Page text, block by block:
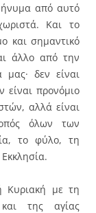
από αυτό
Και το
και σημαντικό
άλλο από την
μας· δεν είναι
είναι προνόμιο
αλλά είναι
όλων των
το φύλο, τη
Κυριακή με τη
της αγίας